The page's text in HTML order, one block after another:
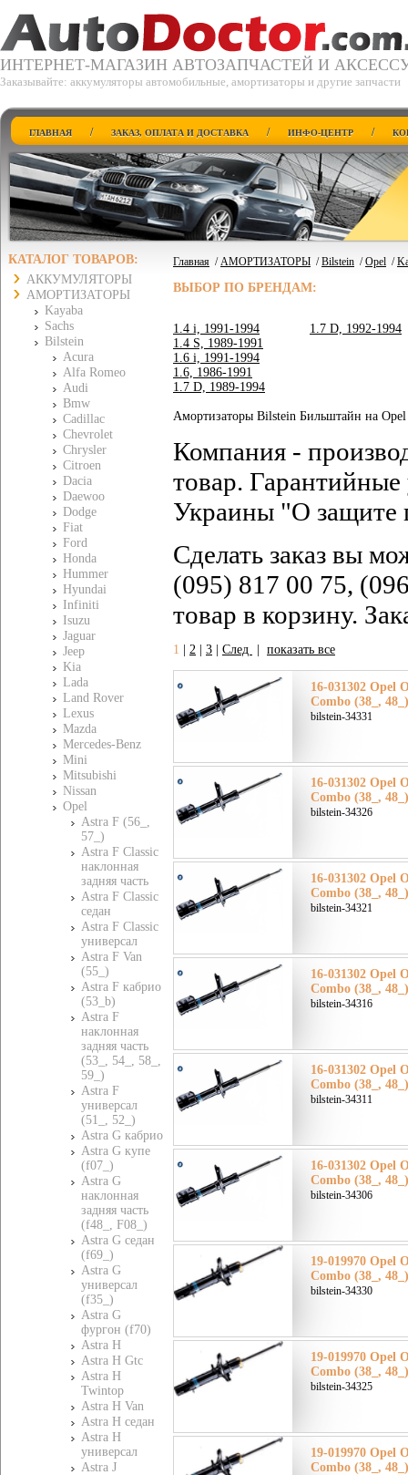
ИНТЕРНЕТ-МАГАЗИН АВТОЗАПЧАСТЕЙ И
Заказывайте: аккумуляторы автомобильные, амортизаторы и другие запчасти
ГЛАВНАЯ / ЗАКАЗ, ОПЛАТА И ДОСТАВКА / ИНФО-ЦЕНТР /
КАТАЛОГ ТОВАРОВ:
АККУМУЛЯТОРЫ
АМОРТИЗАТОРЫ
Kayaba
Sachs
Bilstein
Acura
Alfa Romeo
Audi
Bmw
Cadillac
Chevrolet
Chrysler
Citroen
Dacia
Daewoo
Dodge
Fiat
Ford
Honda
Hummer
Hyundai
Infiniti
Isuzu
Jaguar
Jeep
Kia
Lada
Land Rover
Lexus
Mazda
Mercedes-Benz
Mini
Mitsubishi
Nissan
Opel
Astra F (56_,
57_)
Astra F Classic
наклонная
задняя часть
Astra F Classic
седан
Astra F Classic
универсал
Astra F Van
(55_)
Astra F кабрио
(53_b)
Astra F
наклонная
задняя часть
(53_, 54_, 58_,
59_)
Astra F
универсал
(51_, 52_)
Astra G кабрио
Astra G купе
(f07_)
Astra G
наклонная
задняя часть
(f48_, F08_)
Astra G седан
(f69_)
Astra G
универсал
(f35_)
Astra G
фургон (f70)
Astra H
Astra H Gtc
Astra H
Twintop
Astra H Van
Astra H седан
Astra H
универсал
Astra J
Главная /АМОРТИЗАТОРЫ /Bilstein /Opel /
ВЫБОР ПО БРЕНДАМ:
1.4 i, 1991-1994
1.4 S, 1989-1991
1.6 i, 1991-1994
1.6, 1986-1991
1.7 D, 1989-1994
1.7 D, 1992-1994
Амортизаторы Bilstein Бильштайн на
Компания -
товар. Гарантийные
Украины "О защите
Сделать заказ вы
(095) 817 00 75,
товар в корзину.
1 2 3 След показать все
16-031302 Opel
Combo (38_,
bilstein-34331
16-031302 Opel
Combo (38_,
bilstein-34326
16-031302 Opel
Combo (38_,
bilstein-34321
16-031302 Opel
Combo (38_,
bilstein-34316
16-031302 Opel
Combo (38_,
bilstein-34311
16-031302 Opel
Combo (38_,
bilstein-34306
19-019970 Opel
Combo (38_,
bilstein-34330
19-019970 Opel
Combo (38_,
bilstein-34325
19-019970 Opel
Combo (38_,